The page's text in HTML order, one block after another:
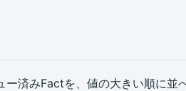
済みFactを、値の大きい順に並